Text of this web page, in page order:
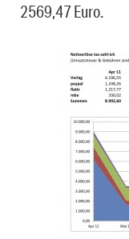
2569,47 Euro.